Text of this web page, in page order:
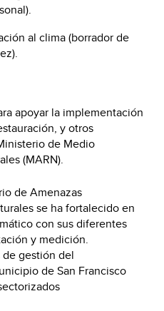
al clima (borrador de
apoyar la implementación
y otros
de Medio
(MARN).
de Amenazas
se ha fortalecido en
con sus diferentes
y medición.
de gestión del
de San Francisco